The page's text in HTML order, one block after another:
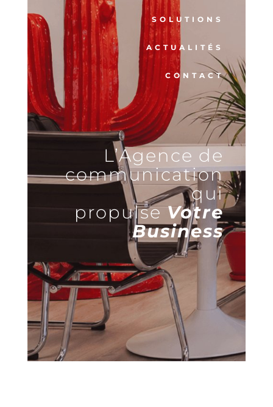
SOLUTIONS
ACTUALITÉS
CONTACT
L’Agence de
communication
qui
propulse Votre
Business